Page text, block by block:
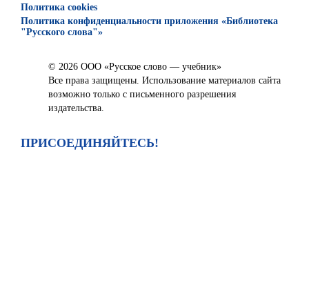
Политика cookies
Политика конфиденциальности приложения «Библиотека
"Русского слова"»
© 2026 ООО «Русское слово — учебник»
Все права защищены. Использование материалов сайта
возможно только с письменного разрешения
издательства.
ПРИСОЕДИНЯЙТЕСЬ!